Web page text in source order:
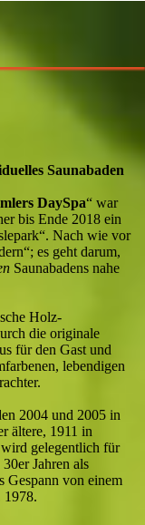
Saunabaden
DaySpa“ war
bis Ende 2018 ein
Nach wie vor
es geht darum,
Sauna­badens nahe
Holz­
die originale
für den Gast und
lebendigen
2004 und 2005 in
ältere, 1911 in
gelegentlich für
Jahren als
Gespann von einem
1978.